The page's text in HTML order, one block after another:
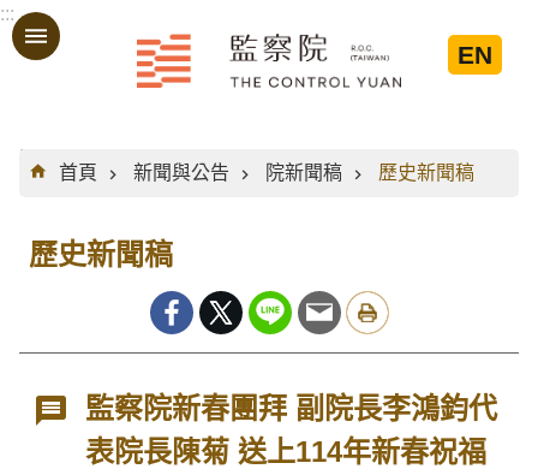
跳到主要內容區塊
:::
EN
:::
首頁
新聞與公告 院新聞稿 歷史新聞稿
歷史新聞稿
監察院新春團拜 副院長李鴻鈞代
表院長陳菊 送上114年新春祝福